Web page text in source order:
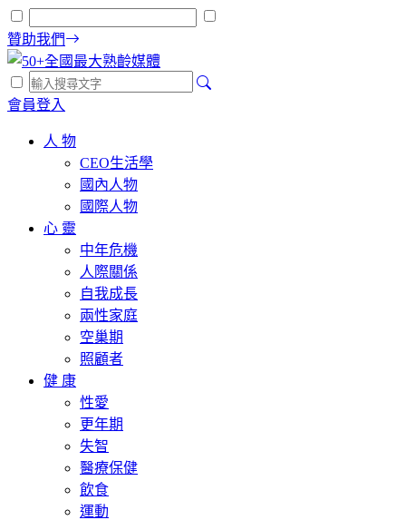
贊助我們
會員登入
人 物
CEO生活學
國內人物
國際人物
心 靈
中年危機
人際關係
自我成長
兩性家庭
空巢期
照顧者
健 康
性愛
更年期
失智
醫療保健
飲食
運動